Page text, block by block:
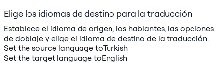
Elige los idiomas de destino para la traducción
Establece el idioma de origen, los hablantes, las opciones
de doblaje y elige el idioma de destino de la traducción.
Set the source language toTurkish
Set the target language toEnglish